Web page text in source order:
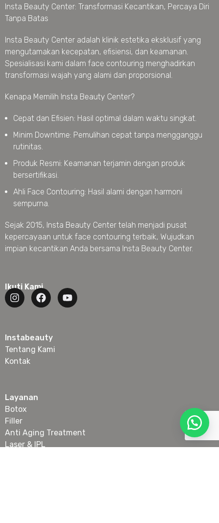
Insta Beauty Center: Transformasi Kecantikan, Percaya Diri
Tanpa Batas
Insta Beauty Center adalah klinik estetika eksklusif yang
mengutamakan kecepatan, efisiensi, dan keamanan.
Spesialisasi kami dalam face contouring menghadirkan
transformasi wajah yang alami dan proporsional.
Kenapa Memilih Insta Beauty Center?
Cepat dan Efisien: Hasil optimal dalam waktu singkat.
Minim Downtime: Pemulihan cepat tanpa mengganggu
rutinitas.
Produk Resmi: Keamanan terjamin dengan produk
bersertifikasi.
Ahli Face Contouring: Hasil alami dengan harmoni
sempurna.
Sejak 2015, Insta Beauty Center telah menjadi pusat
kepercayaan untuk face contouring terbaik, Wujudkan
impian kecantikan Anda bersama Insta Beauty Center.
Ikuti Kami
Instabeauty
Tentang Kami
Kontak
Layanan
Botox
Filler
Anti Aging Treatment
Laser & IPL